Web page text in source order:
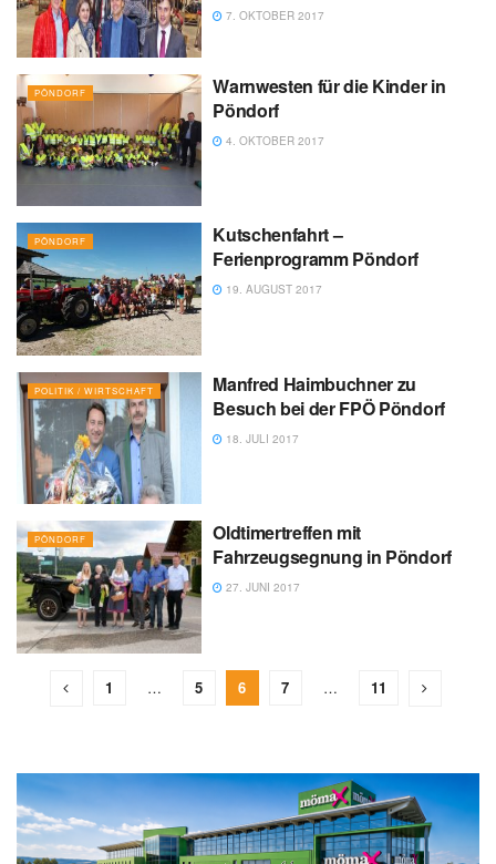
7. OKTOBER 2017
PÖNDORF
Warnwesten für die Kinder in
Pöndorf
4. OKTOBER 2017
PÖNDORF
Kutschenfahrt –
Ferienprogramm Pöndorf
19. AUGUST 2017
POLITIK / WIRTSCHAFT
Manfred Haimbuchner zu
Besuch bei der FPÖ Pöndorf
18. JULI 2017
PÖNDORF
Oldtimertreffen mit
Fahrzeugsegnung in Pöndorf
27. JUNI 2017
1 … 5 6 7 … 11